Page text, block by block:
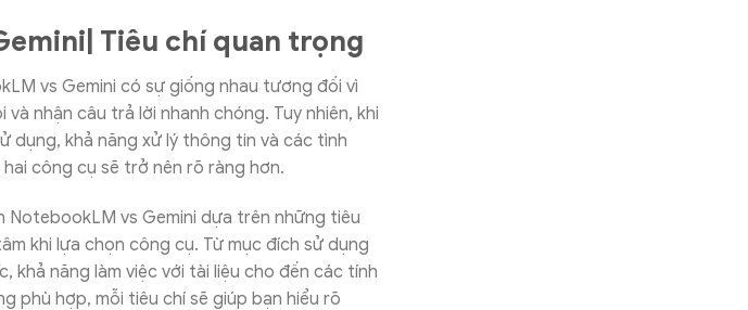
Tiêu chí quan trọng
vs Gemini có sự giống nhau tương đối vì
nhận câu trả lời nhanh chóng. Tuy nhiên, khi
dụng, khả năng xử lý thông tin và các tình
công cụ sẽ trở nên rõ ràng hơn.
NotebookLM vs Gemini dựa trên những tiêu
khi lựa chọn công cụ. Từ mục đích sử dụng
khả năng làm việc với tài liệu cho đến các tính
phù hợp, mỗi tiêu chí sẽ giúp bạn hiểu rõ